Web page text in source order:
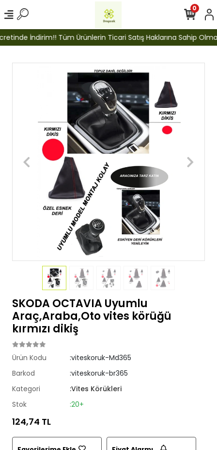
İndirim!! Tüm Ürünlerin Ticari Satış Haklarına Sahip
0
SKODA OCTAVIA Uyumlu
Araç,Araba,Oto vites körüğü
kırmızı dikiş
Ürün Kodu
:viteskoruk-Md365
Barkod
:viteskoruk-br365
Kategori
:Vites Körükleri
Stok
:20+
124,74 TL